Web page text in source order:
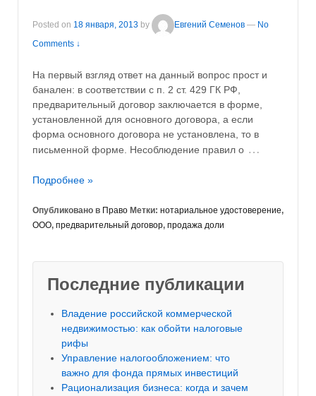
Posted on 18 января, 2013 by Евгений Семенов — No
Comments ↓
На первый взгляд ответ на данный вопрос прост и
банален: в соответствии с п. 2 ст. 429 ГК РФ,
предварительный договор заключается в форме,
установленной для основного договора, а если
форма основного договора не установлена, то в
письменной форме. Несоблюдение правил о …
Подробнее »
Опубликовано в Право Метки: нотариальное удостоверение,
ООО, предварительный договор, продажа доли
Последние публикации
Владение российской коммерческой
недвижимостью: как обойти налоговые
рифы
Управление налогообложением: что
важно для фонда прямых инвестиций
Рационализация бизнеса: когда и зачем